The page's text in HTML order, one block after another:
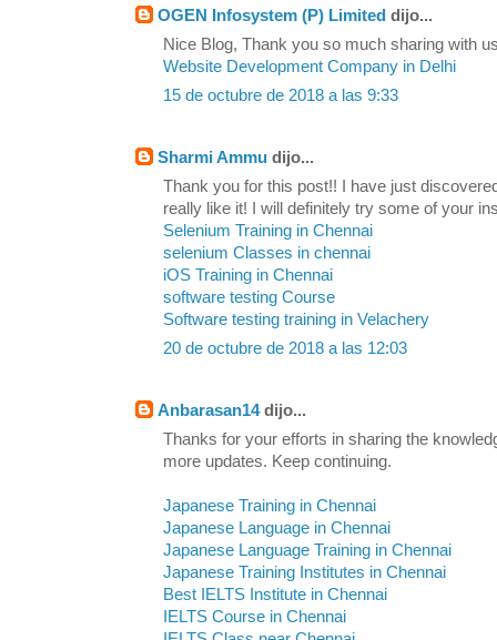
OGEN Infosystem (P) Limited dijo...
Nice Blog, Thank you so much sharing with
Website Development Company in Delhi
15 de octubre de 2018 a las 9:33
Sharmi Ammu dijo...
Thank you for this post!! I have just
really like it! I will definitely try some of your
Selenium Training in Chennai
selenium Classes in chennai
iOS Training in Chennai
software testing Course
Software testing training in Velachery
20 de octubre de 2018 a las 12:03
Anbarasan14dijo...
Thanks for your efforts in sharing the
more updates. Keep continuing.
Japanese Training in Chennai
Japanese Language in Chennai
Japanese Language Training in Chennai
Japanese Training Institutes in Chennai
Best IELTS Institute in Chennai
IELTS Course in Chennai